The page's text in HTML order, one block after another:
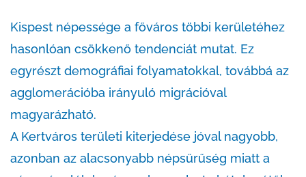
Kispest népessége a főváros többi kerületéhez
hasonlóan csökkenő tendenciát mutat. Ez
egyrészt demográfiai folyamatokkal, továbbá az
agglomerációba irányuló migrációval
magyarázható.
A Kertváros területi kiterjedése jóval nagyobb,
azonban az alacsonyabb népsűrűség miatt a